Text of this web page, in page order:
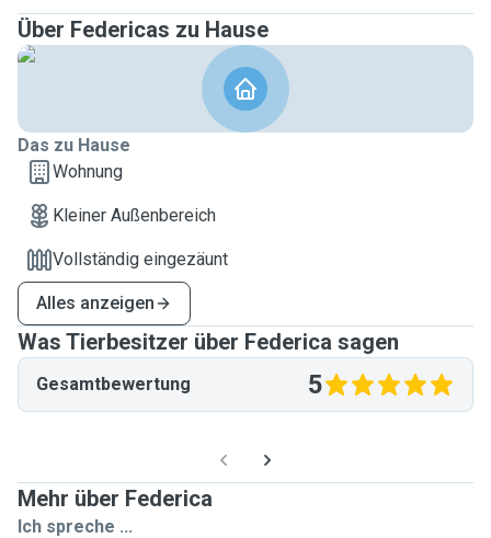
Über Federicas zu Hause
Das zu Hause
Wohnung
Kleiner Außenbereich
Vollständig eingezäunt
Alles anzeigen
Was Tierbesitzer über Federica sagen
Gesamtbewertung 5
Mehr über Federica
Ich spreche ...